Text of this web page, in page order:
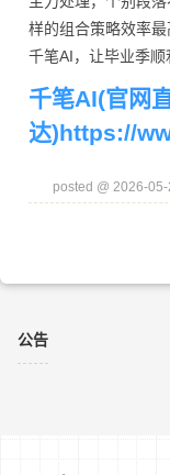
样的组合策略效率
千笔AI，让毕业季顺
千笔AI(官网
达)https://
posted @ 2026-
公告